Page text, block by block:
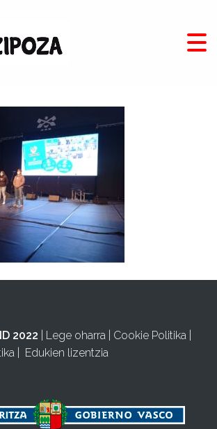
2022 Lege oharra Cookie Politika
Edukien lizentzia